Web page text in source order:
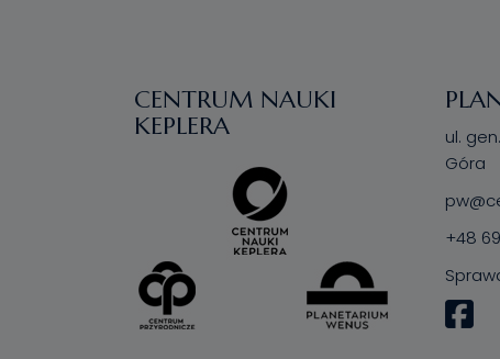
CENTRUM NAUKI
KEPLERA
ul.
Góra
+48